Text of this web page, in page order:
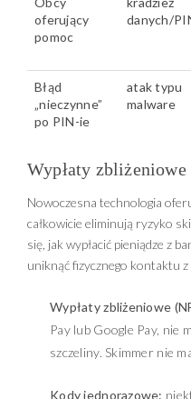
oferujący
pomoc
danych/
Błąd
„nieczynne”
po PIN-ie
atak typu
malware
Wypłaty
Nowoczesna technologia
całkowicie eliminują ryzyko
się, jak wypłacić pieniądze z
uniknąć fizycznego kontaktu z
Wypłaty zbliżeniowe
Pay lub Google Pay, nie
szczeliny. Skimmer nie
Kody jednorazowe: